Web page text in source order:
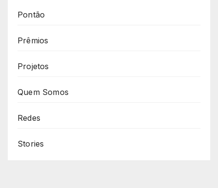
Pontão
Prêmios
Projetos
Quem Somos
Redes
Stories